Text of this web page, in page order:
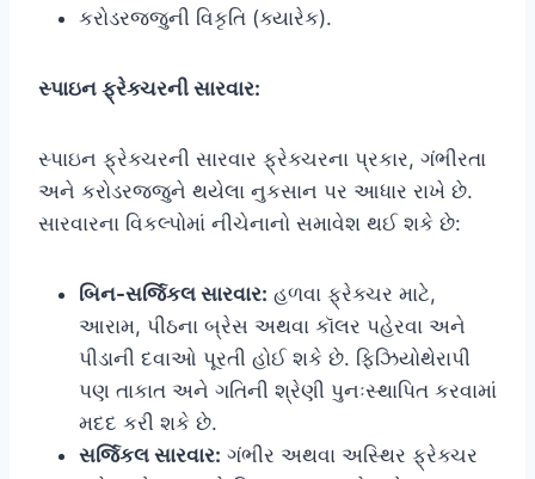
કરોડરજ્જુની વિકૃતિ (ક્યારેક).
સ્પાઇન ફ્રેક્ચરની સારવાર:
સ્પાઇન ફ્રેક્ચરની સારવાર ફ્રેક્ચરના પ્રકાર, ગંભીરતા
અને કરોડરજ્જુને થયેલા નુકસાન પર આધાર રાખે છે.
સારવારના વિકલ્પોમાં નીચેનાનો સમાવેશ થઈ શકે છે:
બિન-સર્જિકલ સારવાર: હળવા ફ્રેક્ચર માટે,
આરામ, પીઠના બ્રેસ અથવા કૉલર પહેરવા અને
પીડાની દવાઓ પૂરતી હોઈ શકે છે. ફિઝિયોથેરાપી
પણ તાકાત અને ગતિની શ્રેણી પુનઃસ્થાપિત કરવામાં
મદદ કરી શકે છે.
સર્જિકલ સારવાર: ગંભીર અથવા અસ્થિર ફ્રેક્ચર